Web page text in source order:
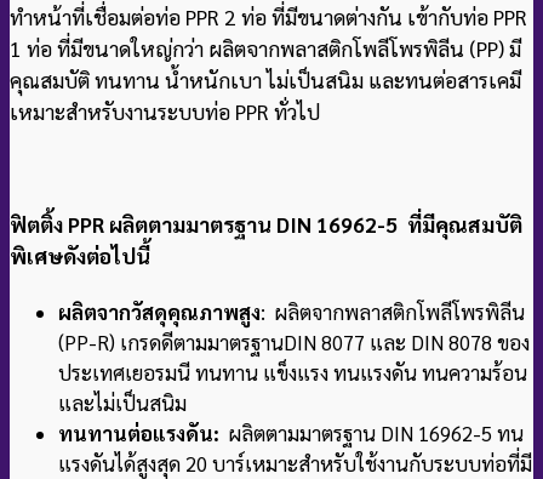
ทำหน้าที่เชื่อมต่อท่อ PPR 2 ท่อ ที่มีขนาดต่างกัน เข้ากับท่อ PPR
1 ท่อ ที่มีขนาดใหญ่กว่า ผลิตจากพลาสติกโพลีโพรพิลีน (PP) มี
คุณสมบัติ ทนทาน น้ำหนักเบา ไม่เป็นสนิม และทนต่อสารเคมี
เหมาะสำหรับงานระบบท่อ PPR ทั่วไป
ฟิตติ้ง PPR ผลิตตามมาตรฐาน DIN 16962-5 ที่มีคุณสมบัติ
พิเศษดังต่อไปนี้
ผลิตจากวัสดุคุณภาพสูง: ผลิตจากพลาสติกโพลีโพรพิลีน
(PP-R) เกรดดีตามมาตรฐานDIN 8077 และ DIN 8078 ของ
ประเทศเยอรมนี ทนทาน แข็งแรง ทนแรงดัน ทนความร้อน
และไม่เป็นสนิม
ทนทานต่อแรงดัน: ผลิตตามมาตรฐาน DIN 16962-5 ทน
แรงดันได้สูงสุด 20 บาร์เหมาะสำหรับใช้งานกับระบบท่อที่มี